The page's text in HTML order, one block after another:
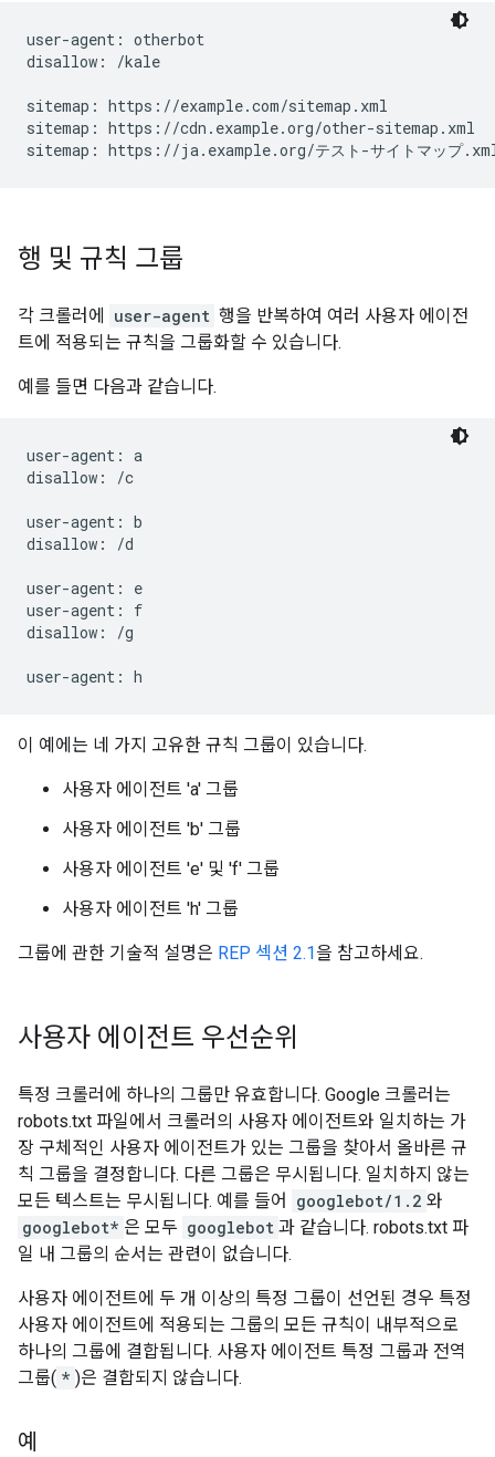
user-agent: otherbot
disallow: /kale
sitemap: https://example.com/sitemap.xml
sitemap: https://cdn.example.org/other-sitemap.xml
sitemap: https://ja.example.org/テスト-サイトマップ
행 및 규칙 그룹
각 크롤러에 user-agent 행을 반복하여 여러 사용자 에이전
트에 적용되는 규칙을 그룹화할 수 있습니다.
예를 들면 다음과 같습니다.
user-agent: a
disallow: /c
user-agent: b
disallow: /d
user-agent: e
user-agent: f
disallow: /g
이 예에는 네 가지 고유한 규칙 그룹이 있습니다.
사용자 에이전트 'a' 그룹
사용자 에이전트 'b' 그룹
사용자 에이전트 'e' 및 'f' 그룹
사용자 에이전트 'h' 그룹
그룹에 관한 기술적 설명은 REP 섹션 2.1을 참고하세요.
사용자 에이전트 우선순위
특정 크롤러에 하나의 그룹만 유효합니다. Google 크롤러는
robots.txt 파일에서 크롤러의 사용자 에이전트와 일치하는 가
장 구체적인 사용자 에이전트가 있는 그룹을 찾아서 올바른 규
칙 그룹을 결정합니다. 다른 그룹은 무시됩니다. 일치하지 않는
모든 텍스트는 무시됩니다. 예를 들어
googlebot/1.2 와
googlebot* 은 모두 googlebot 과 같습니다. robots.txt 파
일 내 그룹의 순서는 관련이 없습니다.
사용자 에이전트에 두 개 이상의 특정 그룹이 선언된 경우 특정
사용자 에이전트에 적용되는 그룹의 모든 규칙이 내부적으로
하나의 그룹에 결합됩니다. 사용자 에이전트 특정 그룹과 전역
그룹( * )은 결합되지 않습니다.
예